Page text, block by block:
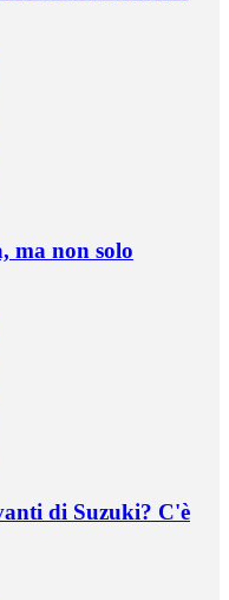
ma non solo
di Suzuki? C'è